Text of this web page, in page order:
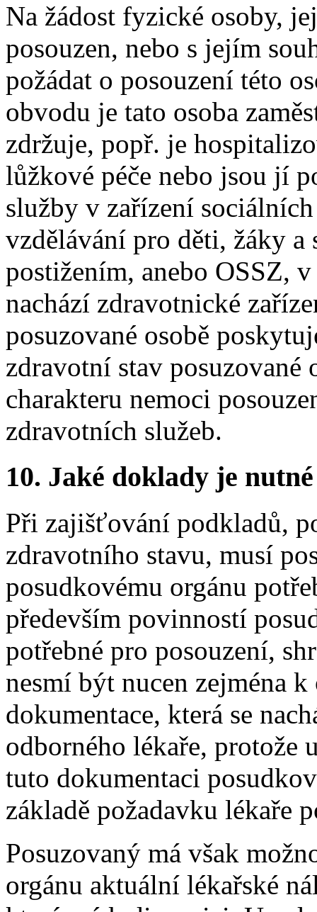
Na žádost fyzické osoby,
posouzen, nebo s jejím
požádat o posouzení této
obvodu je tato osoba
zdržuje, popř. je
lůžkové péče nebo jsou jí
služby v zařízení
vzdělávání pro děti, žáky a
postižením, anebo OSSZ,
nachází zdravotnické
posuzované osobě
zdravotní stav
charakteru nemoci
zdravotních služeb.
10. Jaké doklady je
Při zajišťování podkladů,
zdravotního stavu, musí
posudkovému orgánu
především povinností
potřebné pro posouzení,
nesmí být nucen zejména
dokumentace, která se
odborného lékaře, protože
tuto dokumentaci
základě požadavku lékaře
Posuzovaný má však
orgánu aktuální lékařské